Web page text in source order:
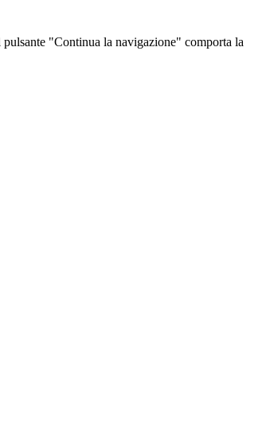
"Continua la navigazione" comporta la